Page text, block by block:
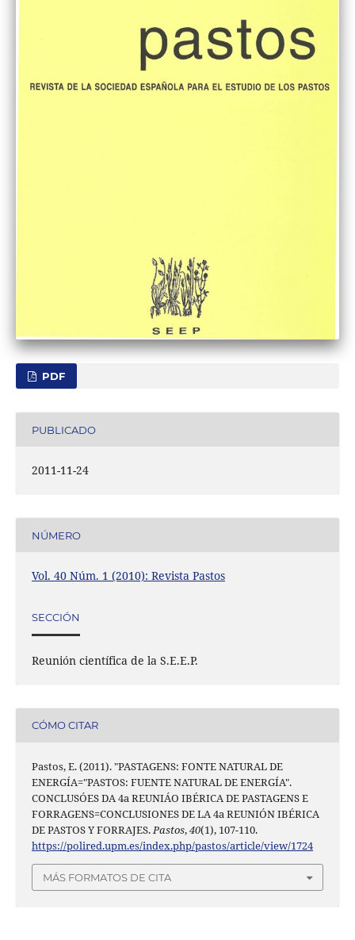
PDF
PUBLICADO
2011-11-24
NÚMERO
Vol. 40 Núm. 1 (2010): Revista Pastos
SECCIÓN
Reunión científica de la S.E.E.P.
CÓMO CITAR
Pastos, E. (2011). "PASTAGENS: FONTE NATURAL DE
ENERGÍA="PASTOS: FUENTE NATURAL DE ENERGÍA".
CONCLUSÓES DA 4a REUNIÁO IBÉRICA DE PASTAGENS E
FORRAGENS=CONCLUSIONES DE LA 4a REUNIÓN IBÉRICA
DE PASTOS Y FORRAJES. Pastos,40(1), 107-110.
https://polired.upm.es/index.php/pastos/article/view/1724
MÁS FORMATOS DE CITA